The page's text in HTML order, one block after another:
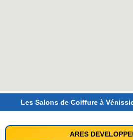
Les Salons de Coiffure à
ARES